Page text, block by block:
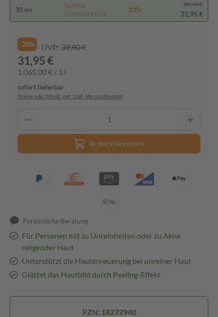
30 ml
Spartipp
(1.065,00 € / 1 l)
-20%
39,90 €
31,95 €
-20% UVP: 39,90 €
31,95 €
1.065,00 € / 1 l
sofort lieferbar
Preise inkl. MwSt. ggf. zzgl. Versandkosten
In den Warenkorb
Persönliche Beratung
Für Personen mit zu Unreinheiten oder zu Akne
neigender Haut
Unterstützt die Hauterneuerung bei unreiner Haut
Glättet das Hautbild durch Peeling-Effekt
PZN: 18272940